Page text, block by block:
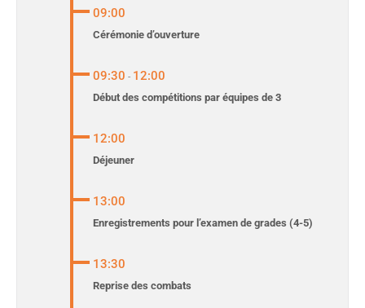
09:00
Cérémonie d’ouverture
09:30 - 12:00
Début des compétitions par équipes de 3
12:00
Déjeuner
13:00
Enregistrements pour l’examen de grades (4-5)
13:30
Reprise des combats